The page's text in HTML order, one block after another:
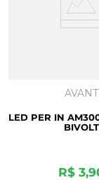
AVANT
LED PER IN
BIVOLT
R$ 3,